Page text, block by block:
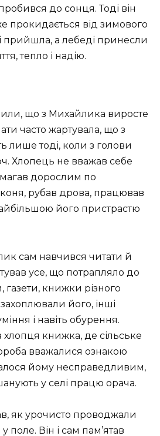
до сонця. Тоді він
прокидається від зимового
прийшла, а лебеді принесли
тепло і надію.
що з Михайлика виросте
часто жартувала, що з
лише тоді, коли з голови
Хлопець не вважав себе
дорослим по
рубав дрова, працював
його пристрастю
сам навчився читати й
усе, що потрапляло до
газети, книжки різного
його, інші
і навіть обурення.
книжка, де сільське
вважалися ознакою
йому несправедливим,
у селі працю орача.
як урочисто проводжали
поле. Він і сам пам’ятав